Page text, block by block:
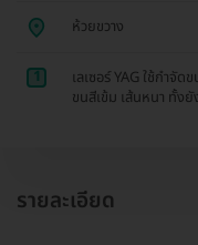
ห้วยขวาง
1
เลเซอร์ YAG ใช้กำจั
ขนสีเข้ม เส้นหนา ทั้ง
รายละเอียด